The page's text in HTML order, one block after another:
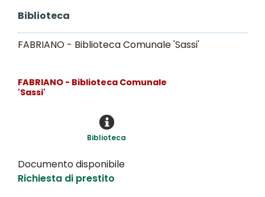
Biblioteca
FABRIANO - Biblioteca Comunale 'Sassi'
FABRIANO - Biblioteca Comunale
'Sassi'
Biblioteca
Documento disponibile
Richiesta di prestito